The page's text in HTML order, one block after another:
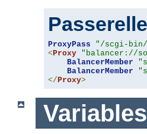
ProxyPass "/scgi-
< Proxy "balancer://
BalancerMember
BalancerMember
</ Proxy>